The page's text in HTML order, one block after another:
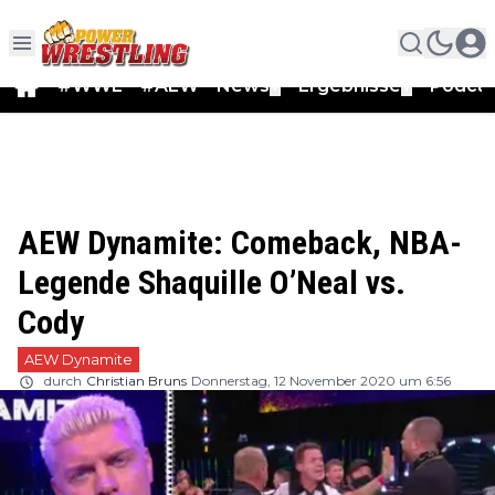
#WWE #AEW News Ergebnisse
AEW Dynamite: Comeback, NBA-
Legende Shaquille O’Neal vs.
Cody
AEW Dynamite
durch Christian Bruns Donnerstag, 12 November 2020 um 6:56